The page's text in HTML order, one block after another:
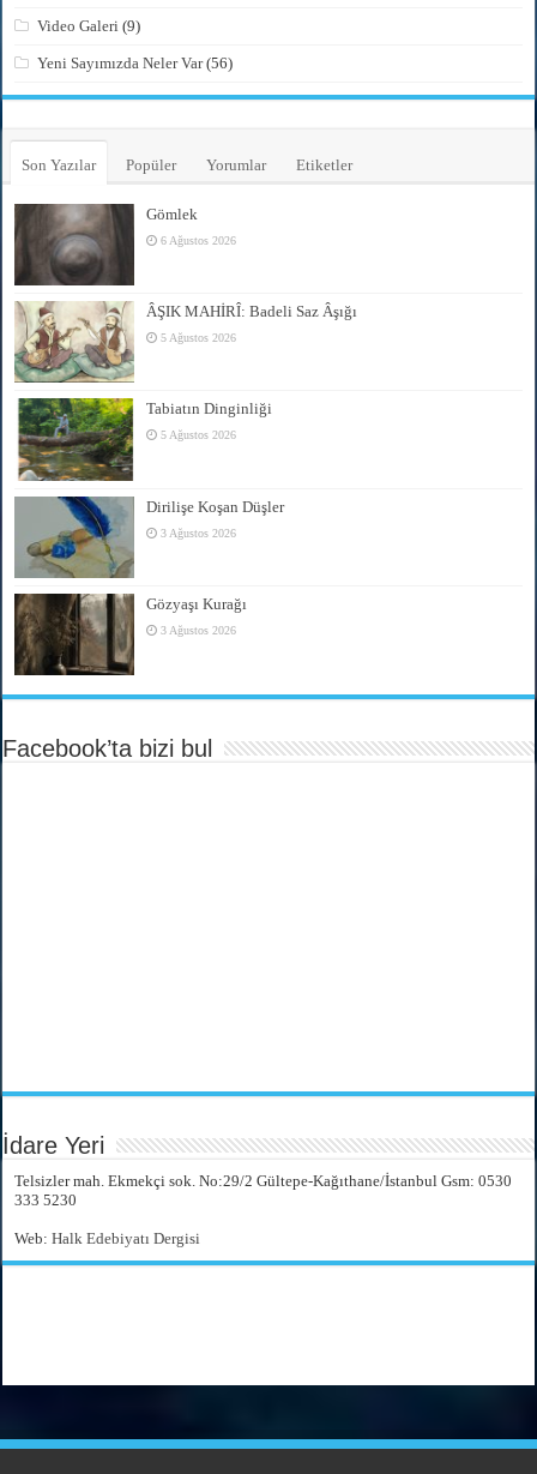
Video Galeri (9)
Yeni Sayımızda Neler Var(56)
Son Yazılar Popüler Yorumlar Etiketler
Gömlek
6 Ağustos 2026
ÂŞIK MAHİRÎ: Badeli Saz Âşığı
5 Ağustos 2026
Tabiatın Dinginliği
5 Ağustos 2026
Dirilişe Koşan Düşler
3 Ağustos 2026
Gözyaşı Kurağı
3 Ağustos 2026
Facebook’ta bizi bul
İdare Yeri
Telsizler mah. Ekmekçi sok. No:29/2 Gültepe-Kağıthane/İstanbul Gsm: 0530
333 5230
Web:Halk Edebiyatı Dergisi